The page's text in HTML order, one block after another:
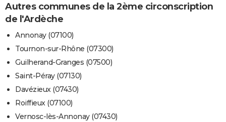
Autres communes de la 2ème circonscription
de l'Ardèche
Annonay (07100)
Tournon-sur-Rhône (07300)
Guilherand-Granges (07500)
Saint-Péray (07130)
Davézieux (07430)
Roiffieux (07100)
Vernosc-lès-Annonay (07430)